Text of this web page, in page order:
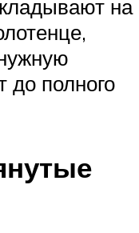
на
до полного